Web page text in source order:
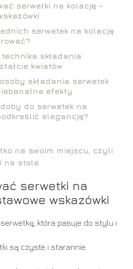
serwetki na kolację –
serwetek na kolację
technika składania
kwiatów
składania serwetek
efekty
do serwetek na
elegancję?
na swoim miejscu, czyli
na stole
serwetki na
wskazówki
która pasuje do stylu i
są czyste i starannie